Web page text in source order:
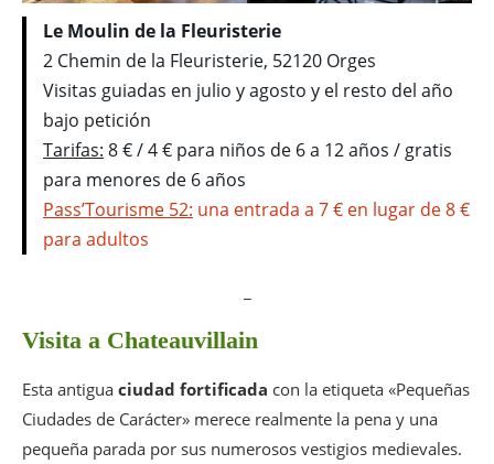
Le Moulin de la Fleuristerie
2 Chemin de la Fleuristerie, 52120 Orges
Visitas guiadas en julio y agosto y el resto del año
bajo petición
Tarifas: 8 € / 4 € para niños de 6 a 12 años / gratis
para menores de 6 años
Pass’Tourisme 52: una entrada a 7 € en lugar de 8 €
para adultos
Visita a Chateauvillain
Esta antigua ciudad fortificada con la etiqueta «Pequeñas
Ciudades de Carácter» merece realmente la pena y una
pequeña parada por sus numerosos vestigios medievales.